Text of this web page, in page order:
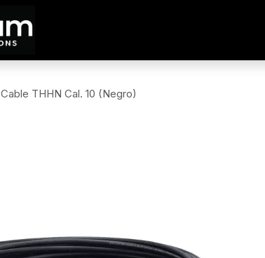
Cable THHN Cal. 10 (Negro)